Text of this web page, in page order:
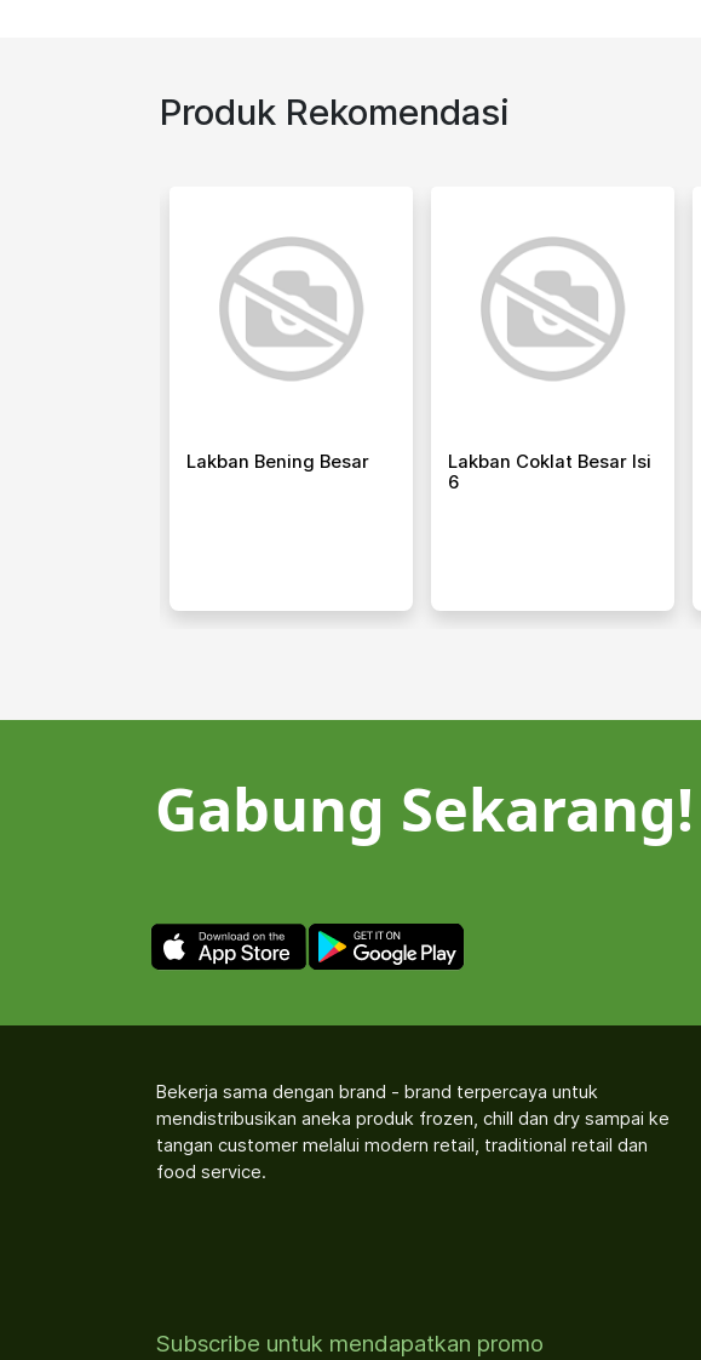
Produk Rekomendasi
Lakban Bening Besar
Lakban Coklat Besar Isi
6
Gabung Sekarang!
Bekerja sama dengan brand - brand terpercaya untuk
mendistribusikan aneka produk frozen, chill dan dry sampai ke
tangan customer melalui modern retail, traditional retail dan
food service.
Subscribe untuk mendapatkan promo